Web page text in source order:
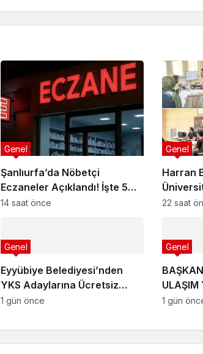
Şanlıurfa’da Nöbetçi
Eczaneler Açıklandı! İşte 5
Ağustos 2026 Listesi
Genel
14 saat önce
Harran
Genel
22 saat
Eyyübiye Belediyesi’nden
YKS Adaylarına Ücretsiz
Tercih Danışmanlığı
Genel
1 gün önce
ULAŞIM
Genel
1 gün